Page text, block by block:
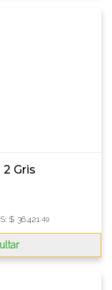
Gris
$ 36.421 ,49